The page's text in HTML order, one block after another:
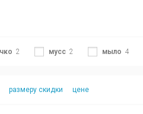
2 мусс 2 мыло 4
размеру скидки цене